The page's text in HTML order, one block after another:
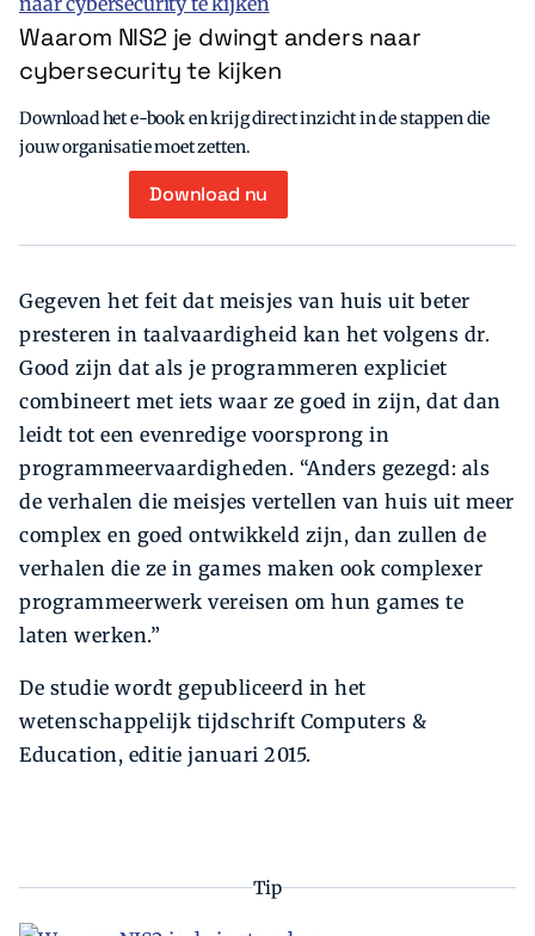
Waarom NIS2 je dwingt anders naar
cybersecurity te kijken
Download het e-book en krijg direct inzicht in de stappen die
jouw organisatie moet zetten.
Download nu
Gegeven het feit dat meisjes van huis uit beter
presteren in taalvaardigheid kan het volgens dr.
Good zijn dat als je programmeren expliciet
combineert met iets waar ze goed in zijn, dat dan
leidt tot een evenredige voorsprong in
programmeervaardigheden. “Anders gezegd: als
de verhalen die meisjes vertellen van huis uit meer
complex en goed ontwikkeld zijn, dan zullen de
verhalen die ze in games maken ook complexer
programmeerwerk vereisen om hun games te
laten werken.”
De studie wordt gepubliceerd in het
wetenschappelijk tijdschrift Computers &
Education, editie januari 2015.
Tip